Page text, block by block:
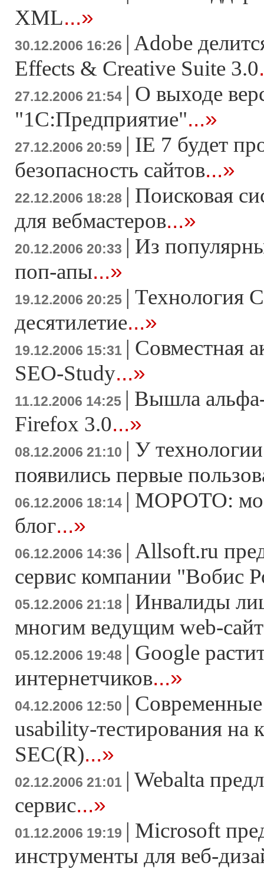
XML...»
30.12.2006 16:26 | Adobe
Effects & Creative Suite 3.0
27.12.2006 21:54 | О выходе
"1С:Предприятие"...»
27.12.2006 20:59 | IE 7 будет
безопасность сайтов...»
22.12.2006 18:28 | Поисковая
для вебмастеров...»
20.12.2006 20:33 | Из
поп-апы...»
19.12.2006 20:25 | Технология
десятилетие...»
19.12.2006 15:31 | Совместная
SEO-Study...»
11.12.2006 14:25 | Вышла альфа-
Firefox 3.0...»
08.12.2006 21:10 | У
появились первые
06.12.2006 18:14 | MOPOTO:
блог...»
06.12.2006 14:36 | Allsoft.ru
сервис компании "Вобис
05.12.2006 21:18 | Инвалиды
многим ведущим web-
05.12.2006 19:48 | Google
интернетчиков...»
04.12.2006 12:50 |
usability-тестирования на
SEC(R)...»
02.12.2006 21:01 | Webalta
сервис...»
01.12.2006 19:19 | Microsoft
инструменты для веб-